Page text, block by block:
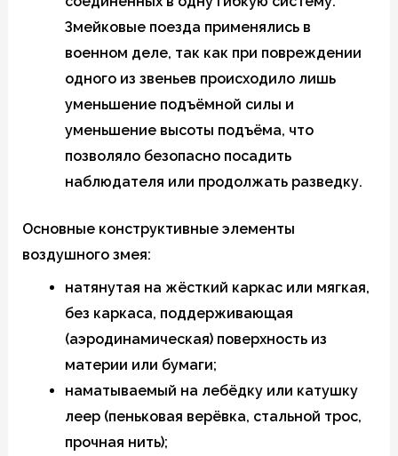
Змейковые поезда применялись в
военном деле, так как при повреждении
одного из звеньев происходило лишь
уменьшение подъёмной силы и
уменьшение высоты подъёма, что
позволяло безопасно посадить
наблюдателя или продолжать разведку.
Основные конструктивные элементы
воздушного змея:
натянутая на жёсткий каркас или мягкая,
без каркаса, поддерживающая
(аэродинамическая) поверхность из
материи или бумаги;
наматываемый на лебёдку или катушку
леер (пеньковая верёвка, стальной трос,
прочная нить);